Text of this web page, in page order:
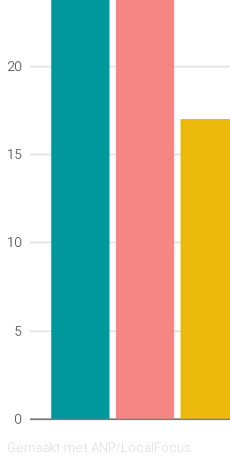
0
5
10
15
20
Gemaakt met ANP/LocalFocus